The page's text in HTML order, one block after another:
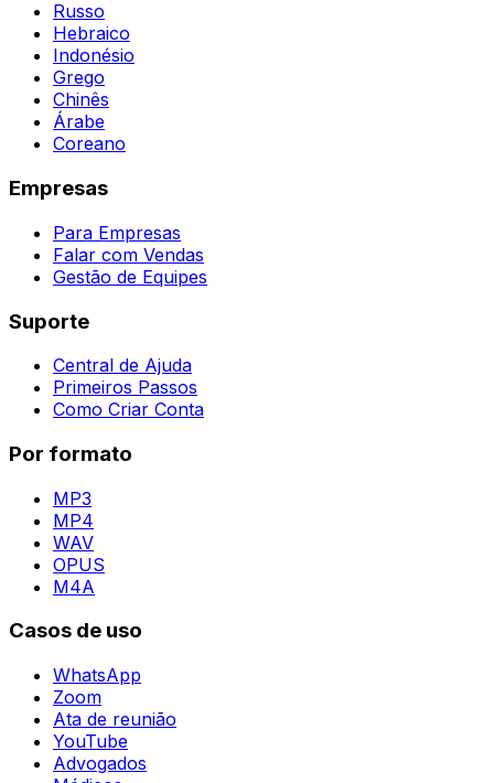
Russo
Hebraico
Indonésio
Grego
Chinês
Árabe
Coreano
Empresas
Para Empresas
Falar com Vendas
Gestão de Equipes
Suporte
Central de Ajuda
Primeiros Passos
Como Criar Conta
Por formato
MP3
MP4
WAV
OPUS
M4A
Casos de uso
WhatsApp
Zoom
Ata de reunião
YouTube
Advogados